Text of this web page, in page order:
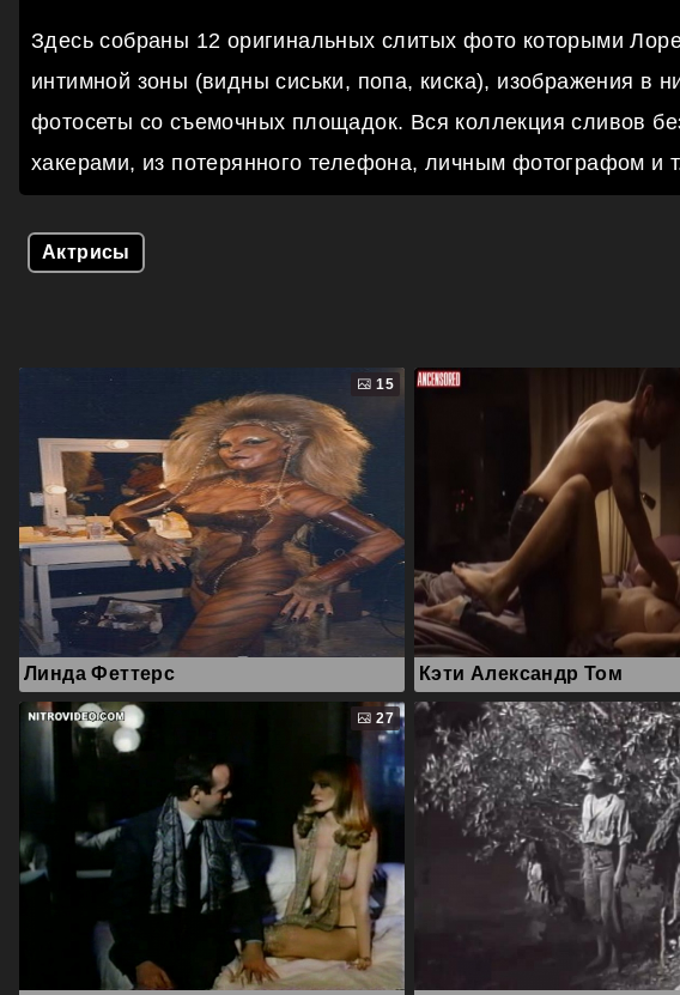
Здесь собраны 12 оригинальных слитых фото которыми
интимной зоны (видны сиськи, попа, киска), изображения в
фотосеты со съемочных площадок. Вся коллекция сливов
хакерами, из потерянного телефона, личным фотографом и
Актрисы
15
Линда Феттерс Кэти Александр Том
27